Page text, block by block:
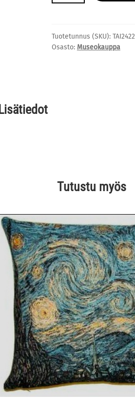
määrä
Tuotetunnus (SKU): TAI2422
Osasto: Museokauppa
Lisätiedot
Tutustu myös